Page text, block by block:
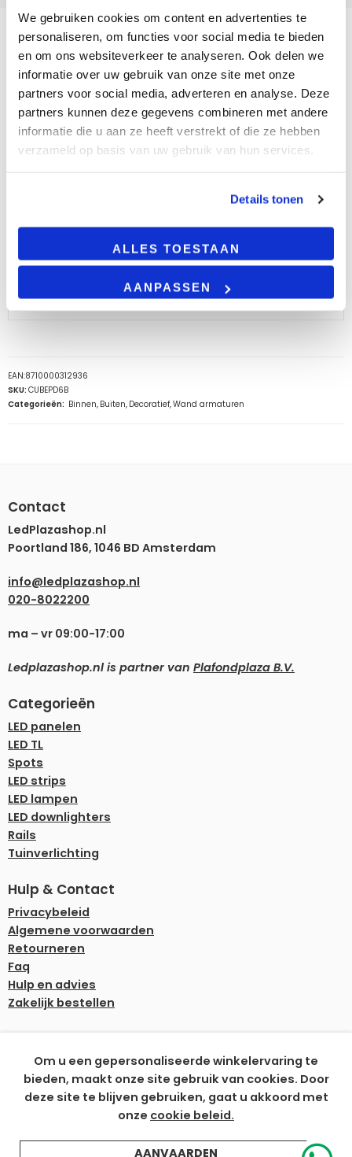
We gebruiken cookies om content en advertenties te
personaliseren, om functies voor social media te bieden
en om ons websiteverkeer te analyseren. Ook delen we
informatie over uw gebruik van onze site met onze
partners voor social media, adverteren en analyse. Deze
partners kunnen deze gegevens combineren met andere
informatie die u aan ze heeft verstrekt of die ze hebben
verzameld op basis van uw gebruik van hun services.
Details tonen
ALLES TOESTAAN
AANPASSEN
BESCHRIJVING
Lichtkleur
Dit product is leverbaar met de volgende
AANVULLENDE INFORMATIE
EAN:8710000312936
SKU: CUBEPD6B
Categorieën: Binnen, Buiten, Decoratief,Wand armaturen
Contact
LedPlazashop.nl
Poortland 186, 1046 BD Amsterdam
info@ledplazashop.nl
020-8022200
ma – vr 09:00-17:00
Ledplazashop.nl is partner van Plafondplaza B.V.
Categorieën
LED panelen
LED TL
Spots
LED strips
LED lampen
LED downlighters
Rails
Tuinverlichting
Hulp & Contact
Privacybeleid
Algemene voorwaarden
Retourneren
Faq
Hulp en advies
Zakelijk bestellen
© Ledplaza | Alle prijzen zijn incl. recyclingbijdrage.
Om u een gepersonaliseerde winkelervaring te
bieden, maakt onze site gebruik van cookies. Door
deze site te blijven gebruiken, gaat u akkoord met
onze cookie beleid.
AANVAARDEN